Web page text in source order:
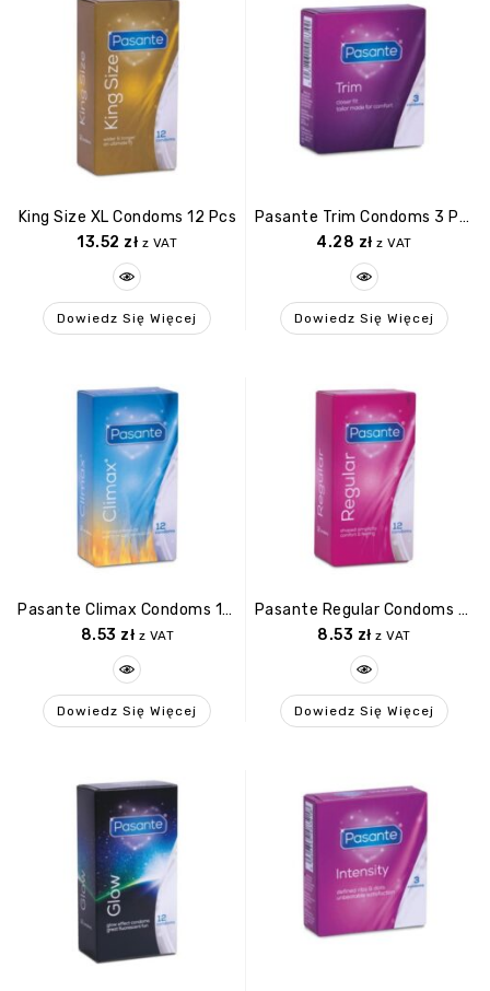
King Size XL Condoms 12 Pcs
13.52 zł z VAT
Dowiedz Się Więcej
Pasante Trim Condoms 3 Pcs
4.28 zł z VAT
Dowiedz Się Więcej
Pasante Climax Condoms 12 Pcs
8.53 zł z VAT
Dowiedz Się Więcej
Pasante Regular Condoms 12 Pcs
8.53 zł z VAT
Dowiedz Się Więcej